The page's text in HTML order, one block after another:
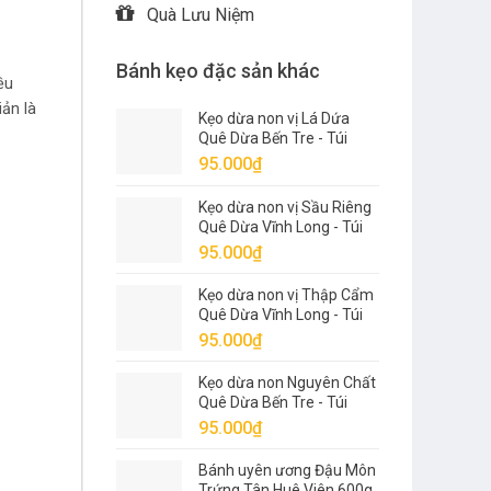
Quà Lưu Niệm
Bánh kẹo đặc sản khác
Kẹo dừa non vị Lá Dứa
Quê Dừa Bến Tre - Túi
500g
95.000₫
Kẹo dừa non vị Sầu Riêng
Quê Dừa Vĩnh Long - Túi
500g
95.000₫
Kẹo dừa non vị Thập Cẩm
Quê Dừa Vĩnh Long - Túi
500g
95.000₫
Kẹo dừa non Nguyên Chất
Quê Dừa Bến Tre - Túi
500g
95.000₫
Bánh uyên ương Đậu Môn
là